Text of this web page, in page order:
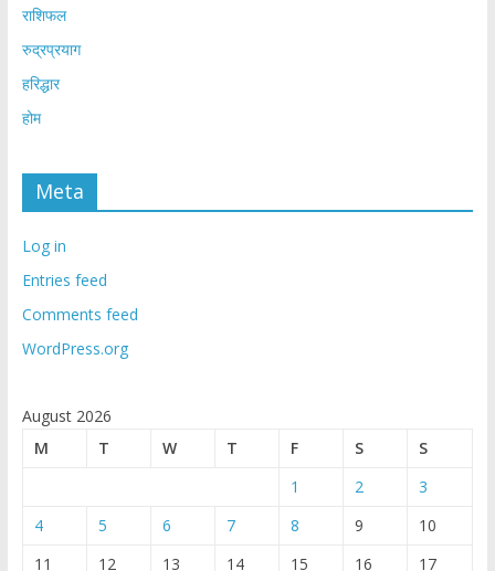
राशिफल
रुद्रप्रयाग
हरिद्धार
होम
Meta
Log in
Entries feed
Comments feed
WordPress.org
August 2026
M
T W T F S
S
1
2
3
4
5 6 7 8 9
10
11
12 13 14 15 16 17